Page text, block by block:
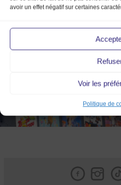
avoir un effet négatif sur certaines
Voir les
Politique de
canva 1